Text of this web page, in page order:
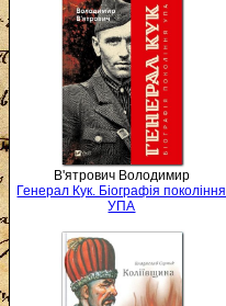
В'ятрович Володимир
Генерал Кук. Біографія покоління
УПА